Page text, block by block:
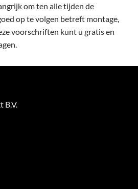
om ten alle tijden de
op te volgen betreft montage,
voorschriften kunt u gratis en
B.V.